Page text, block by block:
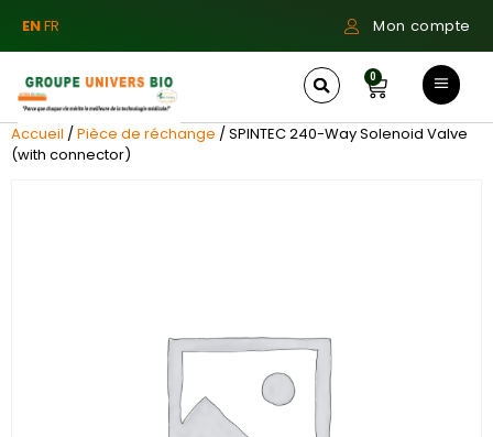
ENFR Mon compte
0
Accueil /Pièce de réchange / SPINTEC 240-Way Solenoid Valve
(with connector)